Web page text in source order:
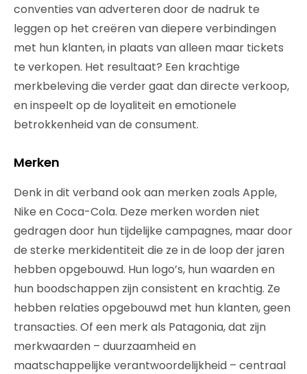
conventies van adverteren door de nadruk te
leggen op het creëren van diepere verbindingen
met hun klanten, in plaats van alleen maar tickets
te verkopen. Het resultaat? Een krachtige
merkbeleving die verder gaat dan directe verkoop,
en inspeelt op de loyaliteit en emotionele
betrokkenheid van de consument.
Merken
Denk in dit verband ook aan merken zoals Apple,
Nike en Coca-Cola. Deze merken worden niet
gedragen door hun tijdelijke campagnes, maar door
de sterke merkidentiteit die ze in de loop der jaren
hebben opgebouwd. Hun logo’s, hun waarden en
hun boodschappen zijn consistent en krachtig. Ze
hebben relaties opgebouwd met hun klanten, geen
transacties. Of een merk als Patagonia, dat zijn
merkwaarden – duurzaamheid en
maatschappelijke verantwoordelijkheid – centraal